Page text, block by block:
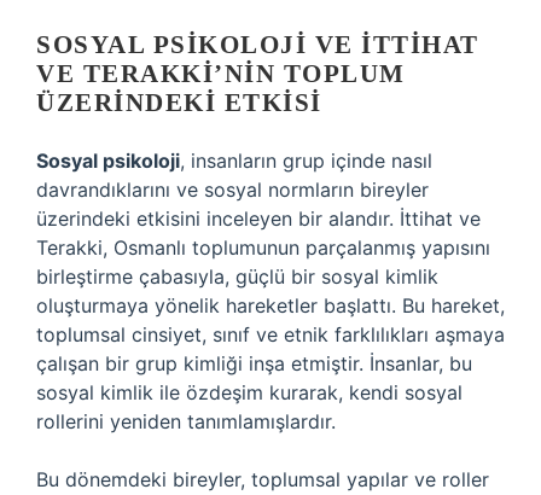
SOSYAL PSIKOLOJI VE İTTIHAT
VE TERAKKI’NIN TOPLUM
ÜZERINDEKI ETKISI
Sosyal psikoloji, insanların grup içinde nasıl
davrandıklarını ve sosyal normların bireyler
üzerindeki etkisini inceleyen bir alandır. İttihat ve
Terakki, Osmanlı toplumunun parçalanmış yapısını
birleştirme çabasıyla, güçlü bir sosyal kimlik
oluşturmaya yönelik hareketler başlattı. Bu hareket,
toplumsal cinsiyet, sınıf ve etnik farklılıkları aşmaya
çalışan bir grup kimliği inşa etmiştir. İnsanlar, bu
sosyal kimlik ile özdeşim kurarak, kendi sosyal
rollerini yeniden tanımlamışlardır.
Bu dönemdeki bireyler, toplumsal yapılar ve roller